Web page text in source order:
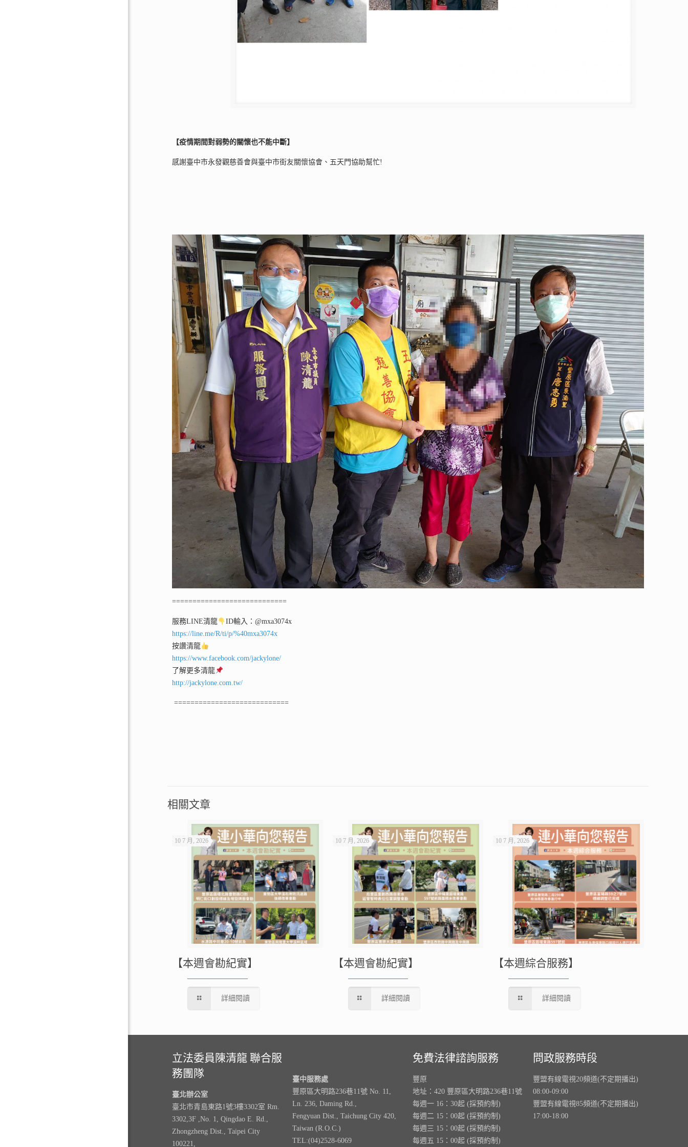
【疫情期間對弱勢的關懷也不能中斷】
感謝臺中市永發觀慈善會與臺中市街友關懷協會、五天門協助幫忙!
============================
服務LINE清龍
ID輸入：@mxa3074x
https://line.me/R/ti/p/%40mxa3074x
按讚清龍
https://www.facebook.com/jackylone/
了解更多清龍
http://jackylone.com.tw/
============================
相關文章
10 7 月, 2026
【本週會勘紀實】
詳細閱讀
10 7 月, 2026
【本週會勘紀實】
詳細閱讀
10 7 月, 2026
【本週綜合服務】
詳細閱讀
立法委員陳清龍 聯合服
務團隊
臺北辦公室
臺北市青島東路1號3樓3302室 Rm.
3302,3F ,No. 1, Qingdao E. Rd.,
Zhongzheng Dist., Taipei City
100221,
臺中服務處
豐原區大明路236巷11號 No. 11,
Ln. 236, Daming Rd.,
Fengyuan Dist., Taichung City 420,
Taiwan (R.O.C.)
TEL:(04)2528-6069
免費法律諮詢服務
豐原
地址：420 豐原區大明路236巷11號
每週一 16：30起 (採預約制)
每週二 15：00起 (採預約制)
每週三 15：00起 (採預約制)
每週五 15：00起 (採預約制)
問政服務時段
豐盟有線電視20頻道(不定期播出)
08:00-09:00
豐盟有線電視85頻道(不定期播出)
17:00-18:00